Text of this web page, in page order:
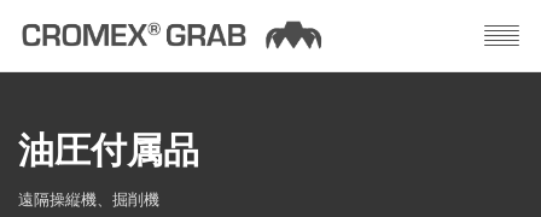
油圧付属品
遠隔操縦機、掘削機